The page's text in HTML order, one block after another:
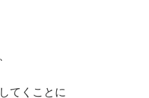
てくことに